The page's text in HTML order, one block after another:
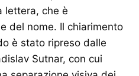
lettera, che è
del nome. Il chiarimento
è stato ripreso dalle
Sutnar, con cui